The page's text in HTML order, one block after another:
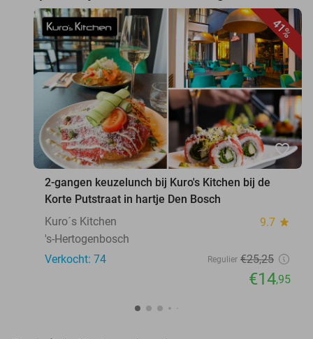
41%
favorite_border
2-gangen keuzelunch bij Kuro's Kitchen bij de
Korte Putstraat in hartje Den Bosch
Kuro´s Kitchen
9.7 star
's-Hertogenbosch
Verkocht: 74
Regulier €25,25
€14,95